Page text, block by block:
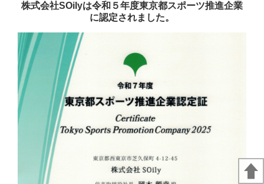
株式会社SOilyは令和５年度東京都スポーツ推進企業
に認定されました。